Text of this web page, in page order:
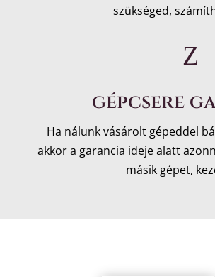
szükséged,
Z
gépcsere
Ha nálunk vásárolt gépeddel
akkor a garancia ideje alatt
másik gépet,